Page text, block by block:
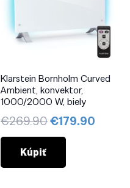
Klarstein Bornholm Curved
Ambient, konvektor,
1000/2000 W, biely
€269.90Pôvodná
cena
€269.90.
€179.90
Kúpiť